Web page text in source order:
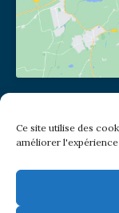
Ce site utilise des
améliorer l'expérience
(pas de courrier
2 place Jules
Metro: Jules
Bus : Mairie du